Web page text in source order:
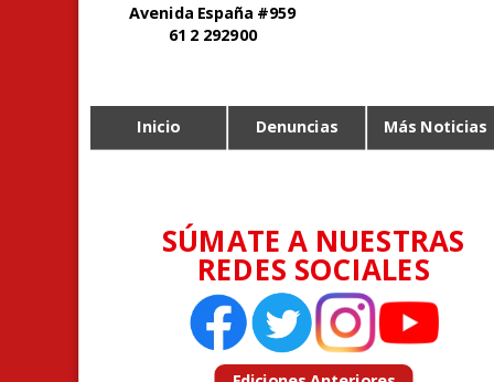
Avenida España #959
61 2 292900
Inicio Denuncias Más Noticias
SÚMATE A NUESTRAS
REDES SOCIALES